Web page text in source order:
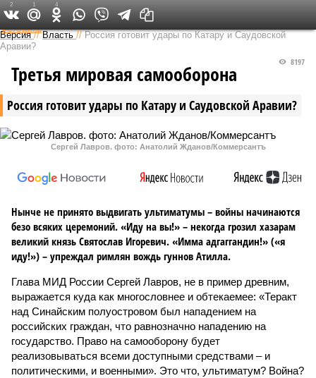
Федеральный выпуск
Версия //Власть //Россия готовит удары по Катару и Саудовской
Аравии?
Россия готовит удары по Катару и Саудовской Аравии?
8197
Третья мировая самооборона
Сергей Лавров. фото: Анатолий Жданов/Коммерсантъ
Нынче не принято выдвигать ультиматумы – войны начинаются
безо всяких церемоний. «Иду на вы!» – некогда грозил хазарам
великий князь Святослав Игоревич. «Имма адгаггандин!» («я
иду!») – упреждал римлян вождь гуннов Атилла.
Глава МИД России Сергей Лавров, не в пример древним,
выражается куда как многословнее и обтекаемее: «Теракт
над Синайским полуостровом был нападением на
российских граждан, что равнозначно нападению на
государство. Право на самооборону будет
реализовываться всеми доступными средствами – и
политическими, и военными». Это что, ультиматум? Война?
2 1 4